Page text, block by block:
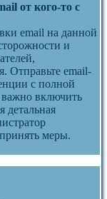
от кого-то с
email на данной
и
Отправьте email-
с полной
включить
детальная
меры.